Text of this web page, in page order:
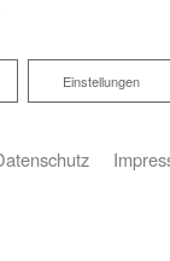
einer
Gas
& Co.
dass alles
Einstellungen